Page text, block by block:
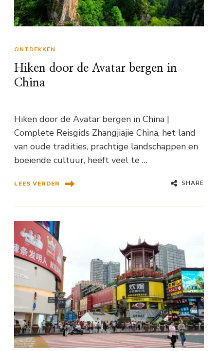
ONTDEKKEN
Hiken door de Avatar bergen in
China
Hiken door de Avatar bergen in China |
Complete Reisgids Zhangjiajie China, het land
van oude tradities, prachtige landschappen en
boeiende cultuur, heeft veel te …
LEES VERDER SHARE